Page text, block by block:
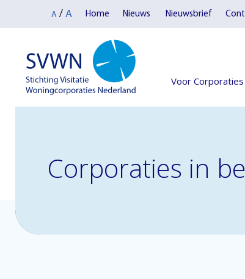
A / A Home Nieuws Nieuwsbrief
Voor Corporaties
Corporaties in